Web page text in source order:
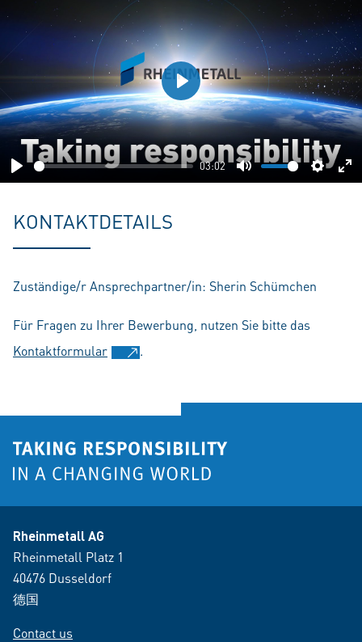
Play
03:02
Mute
Play
KONTAKTDETAILS
Zuständige/r Ansprechpartner/in: Sherin Schümchen
Für Fragen zu Ihrer Bewerbung, nutzen Sie bitte das
Kontaktformular
.
Rheinmetall AG
Rheinmetall Platz 1
40476 Dusseldorf
德国
Contact us